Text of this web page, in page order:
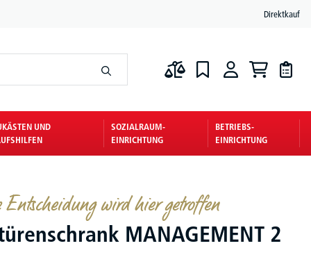
Direktkauf
UND
SOZIALRAUM-
EINRICHTUNG
BETRIEBS-
EINRICHTUNG
wird hier getroffen
MANAGEMENT 2